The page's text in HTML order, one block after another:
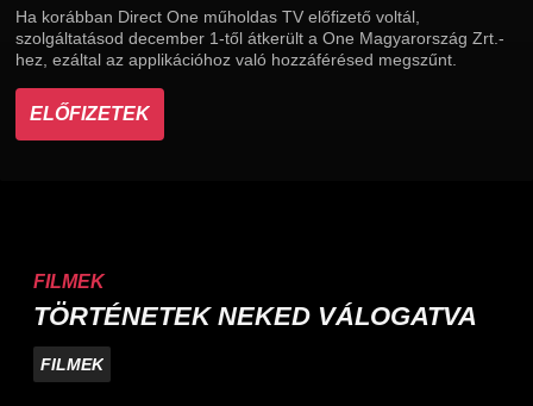
Ha korábban Direct One műholdas TV előfizető voltál,
szolgáltatásod december 1-től átkerült a One Magyarország Zrt.-
hez, ezáltal az applikációhoz való hozzáférésed megszűnt.
ELŐFIZETEK
FILMEK
TÖRTÉNETEK NEKED VÁLOGATVA
FILMEK